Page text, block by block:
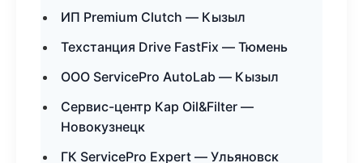
ИП Premium Clutch — Кызыл
Техстанция Drive FastFix — Тюмень
ООО ServicePro AutoLab — Кызыл
Сервис-центр Кар Oil&Filter —
Новокузнецк
ГК ServicePro Expert — Ульяновск